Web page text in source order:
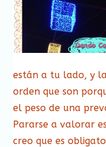
están a tu lado, y
orden que son
el peso de una
Pararse a valorar
creo que es